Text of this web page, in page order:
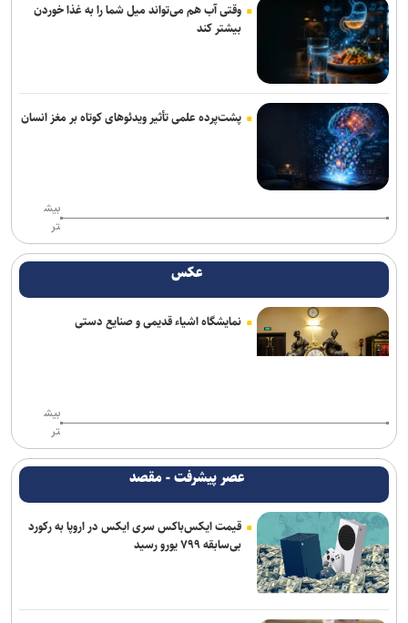
وقتی آب هم می‌تواند میل شما را به غذا خوردن
بیشتر کند
پشت‌پرده علمی تأثیر ویدئو‌های کوتاه بر مغز انسان
بیش
تر
عکس
نمایشگاه اشیاء قدیمی و صنایع دستی
بیش
تر
عصر پیشرفت - مقصد
قیمت ایکس‌باکس سری ایکس در اروپا به رکورد
بی‌سابقه ۷۹۹ یورو رسید